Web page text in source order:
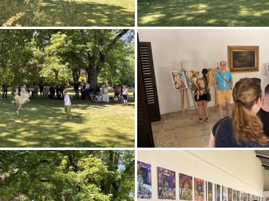
PŘIHLÁSIT K ODBĚRU